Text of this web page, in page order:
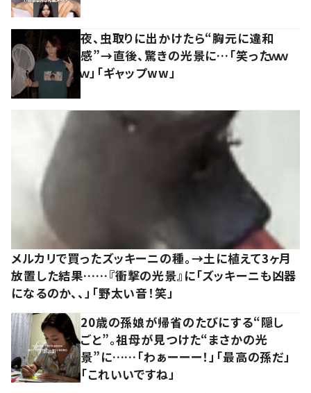
夜、虫取りに出かけたら“胸元に違和
感”→直後、驚きの光景に…「笑ったｗｗ
ｗ」「ギャップww」
メルカリで買ったズッキーニの種。→土に植えて3ヶ月
放置した結果……『衝撃の光景』に「ズッキーニも凶器
になるのか、、」「野太い音！笑」
20歳の孫娘が帰省のたびにする“隠し
ごと”。祖母が見つけた“まさかの光
景”に……「わぁーーー！」「最高の孫だ」
「これいいですね」